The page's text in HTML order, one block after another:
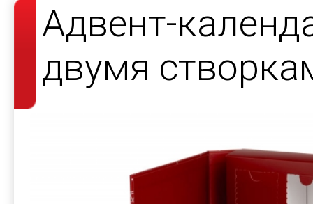
Адвент-
двумя